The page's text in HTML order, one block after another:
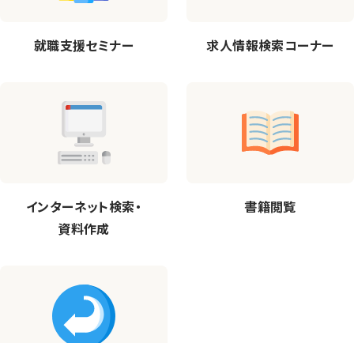
就職支援セミナー 求人情報検索コーナー
インターネット検索・
資料作成
書籍閲覧